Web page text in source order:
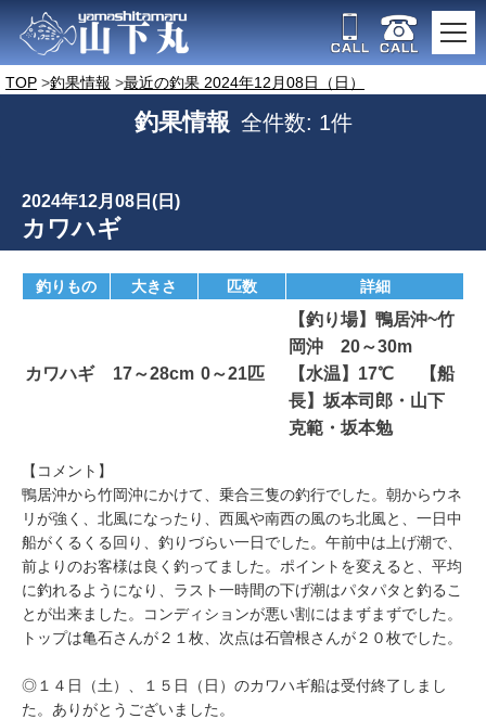
TOP 釣果情報 最近の釣果 2024年12月08日（日）
釣果情報 全件数: 1件
2024年12月08日(日)
カワハギ
釣りもの 大きさ 匹数 詳細
カワハギ 17～28cm 0～21匹
【釣り場】鴨居沖~竹
岡沖 20～30m
【水温】17℃ 【船
長】坂本司郎・山下
克範・坂本勉
【コメント】
鴨居沖から竹岡沖にかけて、乗合三隻の釣行でした。朝からウネ
リが強く、北風になったり、西風や南西の風のち北風と、一日中
船がくるくる回り、釣りづらい一日でした。午前中は上げ潮で、
前よりのお客様は良く釣ってました。ポイントを変えると、平均
に釣れるようになり、ラスト一時間の下げ潮はパタパタと釣るこ
とが出来ました。コンディションが悪い割にはまずまずでした。
トップは亀石さんが２１枚、次点は石曽根さんが２０枚でした。
◎１４日（土）、１５日（日）のカワハギ船は受付終了しまし
た。ありがとうございました。